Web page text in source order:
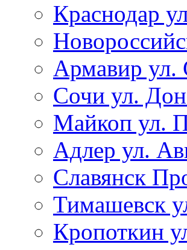
Краснодар
Армавир
Сочи ул.
Майкоп ул.
Адлер ул.
Славянск
Тимашевск
Кропоткин